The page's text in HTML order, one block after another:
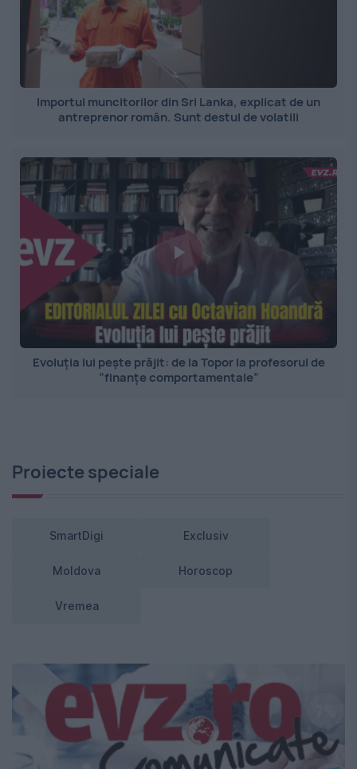
Importul muncitorilor din Sri Lanka, explicat de un
antreprenor român. Sunt destul de volatili
Evoluția lui pește prăjit: de la Topor la profesorul de
”finanțe comportamentale”
Proiecte speciale
SmartDigi Exclusiv
Moldova Horoscop
Vremea